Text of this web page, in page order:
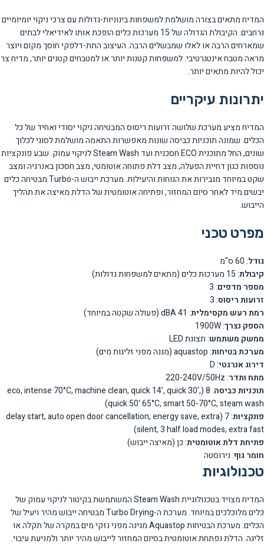
המדיח מתאים בצורה מושלמת למשפחות בינוניות-גדולות עם צרכי ניקוי יומיומיים
נרחבים. הקיבולת הגדולה של 15 מערכות כלים הופכת אותו לאידיאלי לבתים
שמארחים הרבה או לאלו שמבשלים הרבה. העיצוב התת-דלפקי חוסך מקום ויוצר
מראה מטבח אינטגרטיבי. למשפחות קטנות יותר או למטבחים קטנים יותר, מדיח צר
יכול להיות מתאים יותר.
יתרונות עיקריים
המדיח מציע מערכת שלושה זרועות ריסוס המבטיחה ניקוי יסודי ואחיד של כל
הכלים. שמונה תוכניות כביסה שונות מאפשרות התאמה מושלמת לסוגי לכלוך
שונים, החל מתוכנית ECO חסכנית ועד Steam Wash לניקוי עמוק. שבע פונקציות
נוספות כגון דחיית הפעלה, מצב דלת פתוחה אוטומטי, מצב חסכון באנרגיה ומצב
שקט במיוחד מגבירות את הנוחות והיעילות. מערכת ייבוש ה-Turbo מבטיחה כלים
יבשים מיד לאחר סיום המחזור, ופתיחה אוטומטית של הדלת מאיצה את תהליך
הייבוש.
מפרט טכני
גודל: 60 ס"מ
קיבולת: 15 מערכות כלים (מתאים למשפחות גדולות)
מספר מדפים: 3
זרועות ריסוס: 3
רמת רעש מקסימלית: 41 dBA (פעולה שקטה במיוחד)
הספק נצרך: 1900W
ממשק משתמש: תצוגת LED
מערכת בטיחות: aquastop (מגנה מפני זליגות מים)
דירוג אנרגטי: D
מתח ותדר: 220-240V/50Hz
תוכניות כביסה
: 8 (eco, intense 70°C, machine clean, quick 14', quick 30',
quick 50' 65°C, smart 50-70°C, steam wash)
פונקציות
: 7 (delay start, auto open door cancellation, energy save, extra
silent, 3 half load modes, extra fast)
פתיחת דלת אוטומטית: כן (מאיצה ייבוש)
חומר גוף: נירוסטה
טכנולוגיות
המדיח מצויד בטכנולוגיית Steam Wash המשתמשת בקיטור לניקוי עמוק של
כלים מלוכלכים במיוחד. מערכת ה-Turbo Drying מבטיחה ייבוש מהיר ויעיל של
הכלים. מערכת הבטיחות Aquastop מגינה מפני נזקי מים במקרה של תקלה או
זליגה. הדלת נפתחת אוטומטית בסיום המחזור לייבוש מהיר יותר ולמניעת עיבוי.